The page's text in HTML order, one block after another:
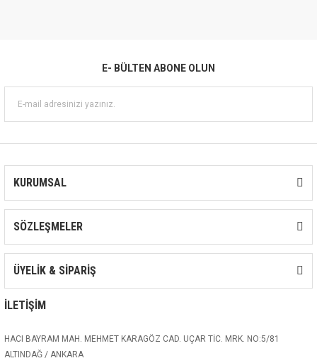
- Maksimum emiş gücü: 8m
işletim basıncı ile sınırlandırılmıştır.
Pompa Motor Özellikleri
- Bakır sarımlı motor
- Tek fazlı motor için gömme termal
koruyucu
- Yalıtım sınıfı: F
- Koruma sınıfı: IP44
- Maksimum ortam sıcaklığı:+40℃
E- BÜLTEN ABONE OLUN
KURUMSAL
SÖZLEŞMELER
ÜYELİK & SİPARİŞ
İLETİŞİM
HACI BAYRAM MAH. MEHMET KARAGÖZ CAD. UÇAR TİC. MRK. NO:5/81
ALTINDAĞ / ANKARA